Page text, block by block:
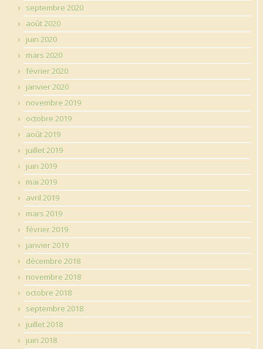
septembre 2020
août 2020
juin 2020
mars 2020
février 2020
janvier 2020
novembre 2019
octobre 2019
août 2019
juillet 2019
juin 2019
mai 2019
avril 2019
mars 2019
février 2019
janvier 2019
décembre 2018
novembre 2018
octobre 2018
septembre 2018
juillet 2018
juin 2018